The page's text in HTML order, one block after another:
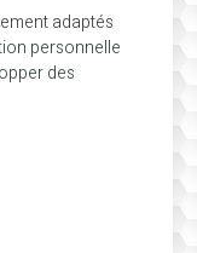
adaptés
personnelle
des